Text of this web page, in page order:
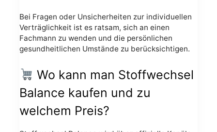
Bei Fragen oder Unsicherheiten zur individuellen
Verträglichkeit ist es ratsam, sich an einen
Fachmann zu wenden und die persönlichen
gesundheitlichen Umstände zu berücksichtigen.
Wo kann man Stoffwechsel
Balance kaufen und zu
welchem Preis?